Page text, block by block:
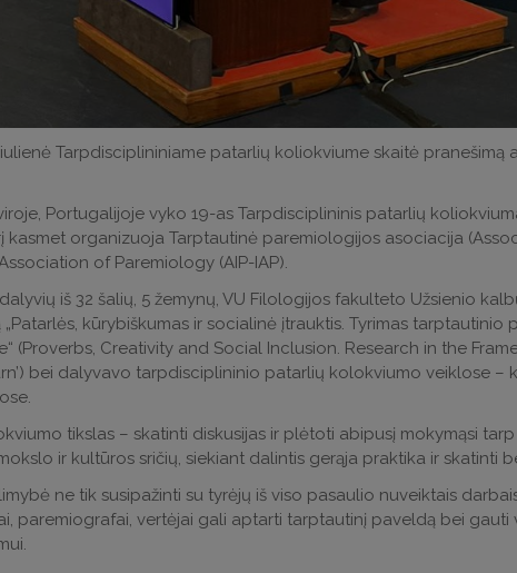
Tarpdisciplininiame patarlių koliokviume skaitė pranešimą
Portugalijoje vyko 19-as Tarpdisciplininis patarlių
kasmet organizuoja Tarptautinė paremiologijos asociacija
of Paremiology (AIP-IAP).
iš 32 šalių, 5 žemynų, VU Filologijos fakulteto Užsienio
kūrybiškumas ir socialinė įtrauktis. Tyrimas tarptautinio
(Proverbs, Creativity and Social Inclusion. Research in the
bei dalyvavo tarpdisciplininio patarlių kolokviumo veiklose –
tikslas – skatinti diskusijas ir plėtoti abipusį mokymąsi
ir kultūros sričių, siekiant dalintis gerąja praktika ir skatinti
ne tik susipažinti su tyrėjų iš viso pasaulio nuveiktais
paremiografai, vertėjai gali aptarti tarptautinį paveldą bei gauti